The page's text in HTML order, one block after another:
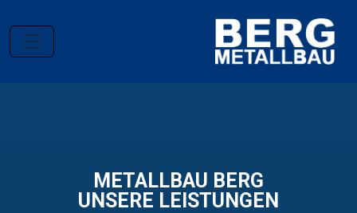
METALLBAU BERG
UNSERE LEISTUNGEN